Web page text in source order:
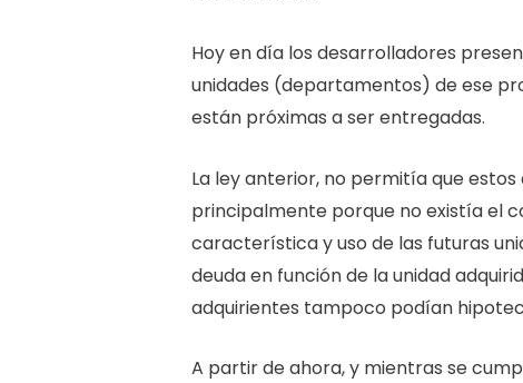
Hoy en día los desarrolladores
unidades (departamentos) de ese
están próximas a ser entregadas.
La ley anterior, no permitía que
principalmente porque no existía el
característica y uso de las futuras
deuda en función de la unidad
adquirientes tampoco podían
A partir de ahora, y mientras se